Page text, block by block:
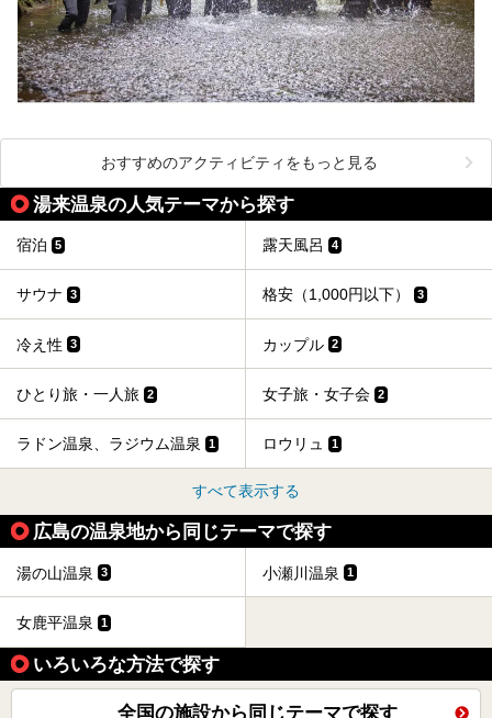
おすすめのアクティビティをもっと見る
湯来温泉の人気テーマから探す
宿泊 5 露天風呂 4
サウナ 3 格安（1,000円以下） 3
冷え性 3 カップル 2
ひとり旅・一人旅 2 女子旅・女子会 2
ラドン温泉、ラジウム温泉 1 ロウリュ 1
すべて表示する
広島の温泉地から同じテーマで探す
湯の山温泉 3 小瀬川温泉 1
女鹿平温泉 1
いろいろな方法で探す
全国の施設から同じテーマで探す